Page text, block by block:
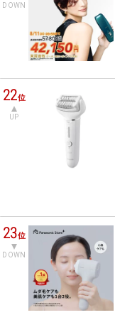
DOWN
22位
UP
23位
DOWN